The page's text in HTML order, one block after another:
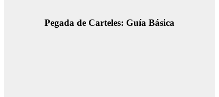
Pegada de Carteles: Guía Básica